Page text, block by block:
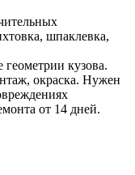
шпаклевка,
геометрии кузова.
окраска. Нужен
от 14 дней.